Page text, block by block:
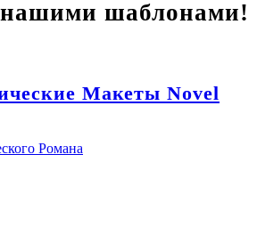
шаблонами!
Макеты Novel